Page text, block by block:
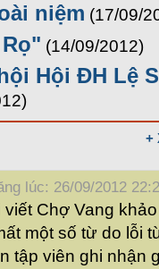
niệm (17/09/
(14/09/2012)
Hội ĐH Lệ
+
lúc: 26/09/2012
Chợ Vang
một số từ do lỗi
tập viên ghi nhận